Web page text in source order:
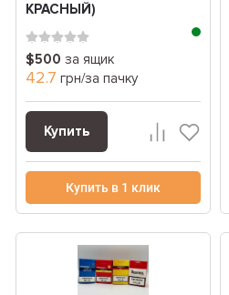
КРАСНЫЙ)
$500 за ящик
42.7 грн/за пачку
Купить
Купить в 1 клик